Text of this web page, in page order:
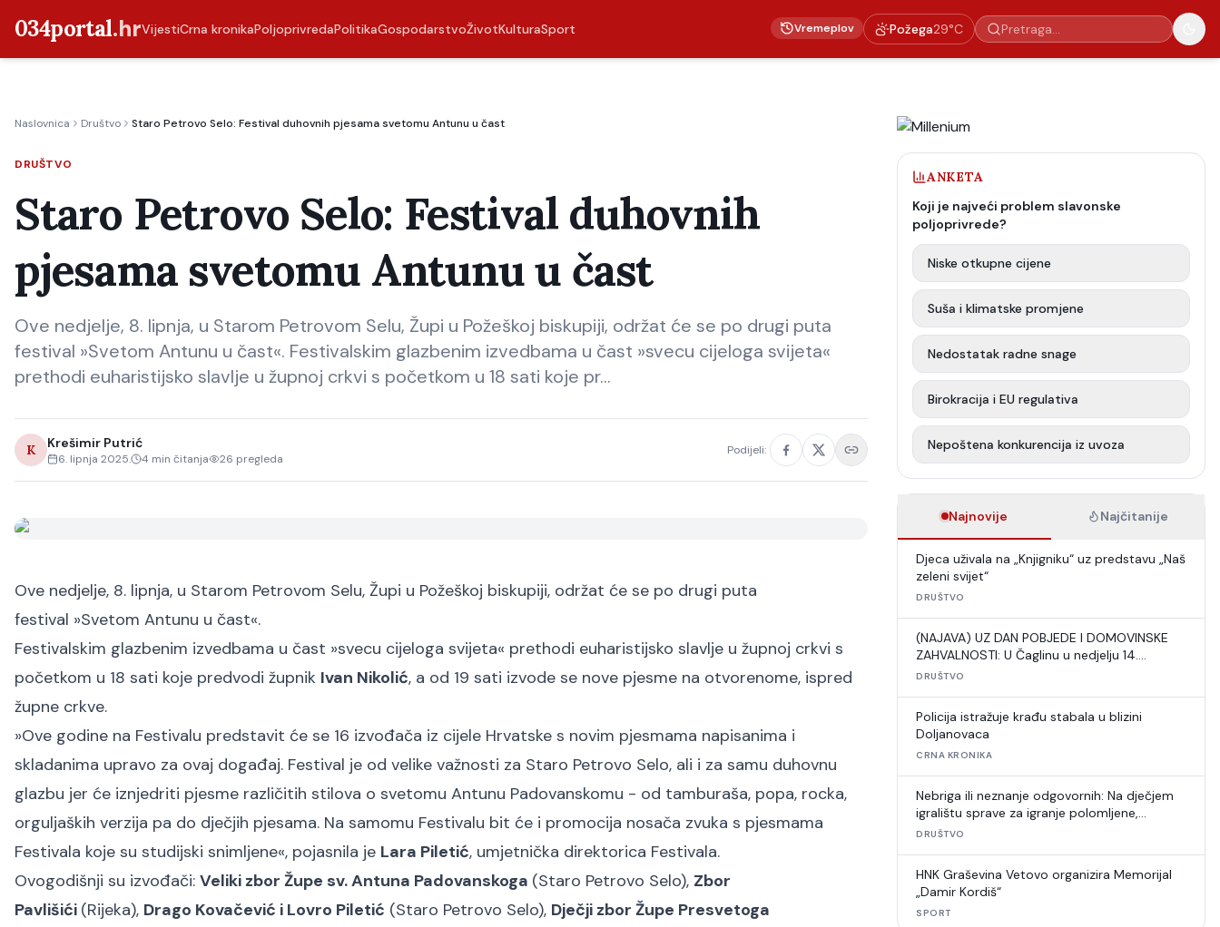
034portal.hrVijestiCrna kronikaPoljoprivredaPolitikaGospodarstvoŽivotKulturaSport Vremeplov Požega29°C
Naslovnica Društvo Staro Petrovo Selo: Festival duhovnih pjesama svetomu Antunu u čast
DRUŠTVO
Staro Petrovo Selo: Festival duhovnih
pjesama svetomu Antunu u čast
Ove nedjelje, 8. lipnja, u Starom Petrovom Selu, Župi u Požeškoj biskupiji, održat će se po drugi puta
festival »Svetom Antunu u čast«. Festivalskim glazbenim izvedbama u čast »svecu cijeloga svijeta«
prethodi euharistijsko slavlje u župnoj crkvi s početkom u 18 sati koje pr…
K Krešimir Putrić
6. lipnja 2025. 4 min čitanja 26 pregleda
Podijeli:
Ove nedjelje, 8. lipnja, u Starom Petrovom Selu, Župi u Požeškoj biskupiji, održat će se po drugi puta
festival »Svetom Antunu u čast«.
Festivalskim glazbenim izvedbama u čast »svecu cijeloga svijeta« prethodi euharistijsko slavlje u župnoj crkvi s
početkom u 18 sati koje predvodi župnik Ivan Nikolić, a od 19 sati izvode se nove pjesme na otvorenome, ispred
župne crkve.
»Ove godine na Festivalu predstavit će se 16 izvođača iz cijele Hrvatske s novim pjesmama napisanima i
skladanima upravo za ovaj događaj. Festival je od velike važnosti za Staro Petrovo Selo, ali i za samu duhovnu
glazbu jer će iznjedriti pjesme različitih stilova o svetomu Antunu Padovanskomu - od tamburaša, popa, rocka,
orguljaških verzija pa do dječjih pjesama. Na samomu Festivalu bit će i promocija nosača zvuka s pjesmama
Festivala koje su studijski snimljene«, pojasnila je Lara Piletić, umjetnička direktorica Festivala.
Ovogodišnji su izvođači: Veliki zbor Župe sv. Antuna Padovanskoga (Staro Petrovo Selo), Zbor
Pavlišići (Rijeka), Drago Kovačević i Lovro Piletić (Staro Petrovo Selo), Dječji zbor Župe Presvetoga
ANKETA
Koji je najveći problem slavonske
poljoprivrede?
Niske otkupne cijene
Suša i klimatske promjene
Nedostatak radne snage
Birokracija i EU regulativa
Nepoštena konkurencija iz uvoza
Najnovije Najčitanije
Djeca uživala na „Knjigniku“ uz predstavu „Naš
zeleni svijet“
DRUŠTVO
(NAJAVA) UZ DAN POBJEDE I DOMOVINSKE
ZAHVALNOSTI: U Čaglinu u nedjelju 14.
međunarodni šahovski turnir
DRUŠTVO
Policija istražuje krađu stabala u blizini
Doljanovaca
CRNA KRONIKA
Nebriga ili neznanje odgovornih: Na dječjem
igralištu sprave za igranje polomljene,
umjetna trava u raspadu
DRUŠTVO
HNK Graševina Vetovo organizira Memorijal
„Damir Kordiš“
SPORT